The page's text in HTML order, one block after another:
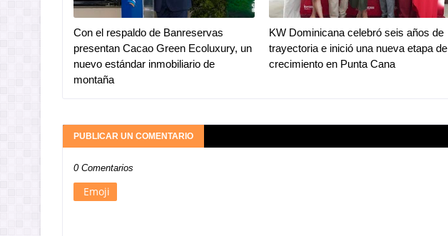
Con el respaldo de Banreservas
presentan Cacao Green Ecoluxury, un
nuevo estándar inmobiliario de
montaña
KW Dominicana celebró seis años de
trayectoria e inició una nueva etapa de
crecimiento en Punta Cana
PUBLICAR UN COMENTARIO
0 Comentarios
Emoji